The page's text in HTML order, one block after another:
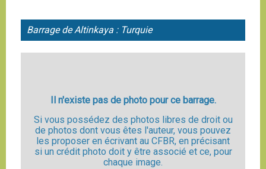
Barrage de Altinkaya : Turquie
Il n'existe pas de photo pour ce barrage.
Si vous possédez des photos libres de droit ou
de photos dont vous êtes l'auteur, vous pouvez
les proposer en écrivant au CFBR, en précisant
si un crédit photo doit y être associé et ce, pour
chaque image.